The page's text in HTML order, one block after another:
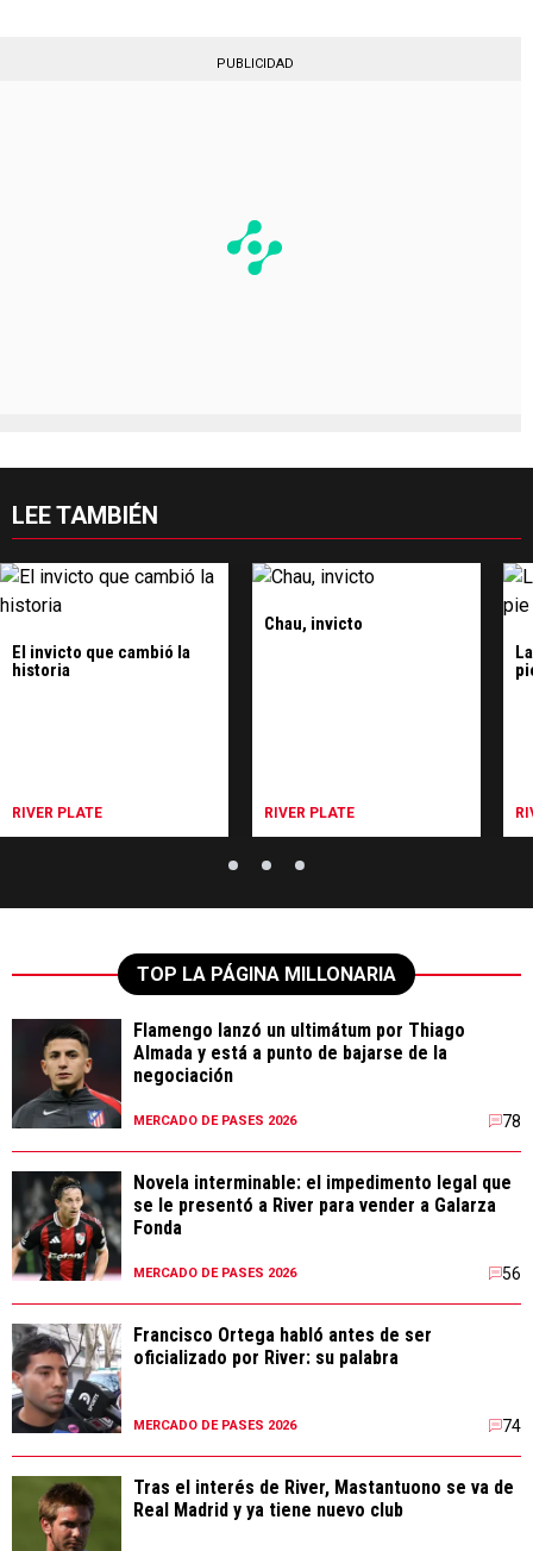
PUBLICIDAD
LEE TAMBIÉN
El invicto que cambió la
historia
RIVER PLATE
Chau, invicto
RIVER PLATE
TOP LA PÁGINA MILLONARIA
Flamengo lanzó un ultimátum por Thiago
Almada y está a punto de bajarse de la
negociación
MERCADO DE PASES 2026 78
Novela interminable: el impedimento legal que
se le presentó a River para vender a Galarza
Fonda
MERCADO DE PASES 2026 56
Francisco Ortega habló antes de ser
oficializado por River: su palabra
MERCADO DE PASES 2026 74
Tras el interés de River, Mastantuono se va de
Real Madrid y ya tiene nuevo club